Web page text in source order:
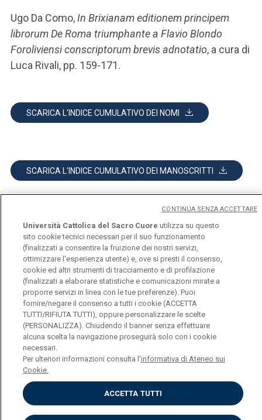
Ugo Da Como, In Brixianam editionem principem
librorum De Roma triumphante a Flavio Blondo
Foroliviensi conscriptorum brevis adnotatio, a cura di
Luca Rivali, pp. 159-171.
SCARICA L'INDICE CUMULATIVO DEI NOMI
SCARICA L'INDICE CUMULATIVO DEI MANOSCRITTI
Università Cattolica del Sacro Cuore
Largo A. Gemelli, 1 - 20123 Milano
Privacy
Cookies
Impostazione dei Cookies
Università Cattolica del Sacro Cuore utilizza su questo
sito cookie tecnici necessari per il suo funzionamento
(finalizzati a consentire la fruizione dei nostri servizi,
ottimizzare l'esperienza utente) e, ove si presti il consenso,
cookie ed altri strumenti di tracciamento e di profilazione
(finalizzati a elaborare statistiche e comunicazioni mirate a
proporre servizi in linea con le tue preferenze). Puoi
fornire/negare il consenso a tutti i cookie (ACCETTA
TUTTI/RIFIUTA TUTTI), oppure personalizzare le scelte
(PERSONALIZZA). Chiudendo il banner senza effettuare
alcuna scelta la navigazione proseguirà solo con i cookie
necessari.
Per ulteriori informazioni consulta l'informativa di Ateneo sui
Cookie.
ACCETTA TUTTI
CONTINUA SENZA ACCETTARE